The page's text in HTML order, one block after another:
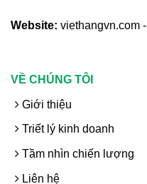
Website: viethangvn.com -
VỀ CHÚNG TÔI
Giới thiệu
Triết lý kinh doanh
Tầm nhìn chiến lượng
Liên hệ